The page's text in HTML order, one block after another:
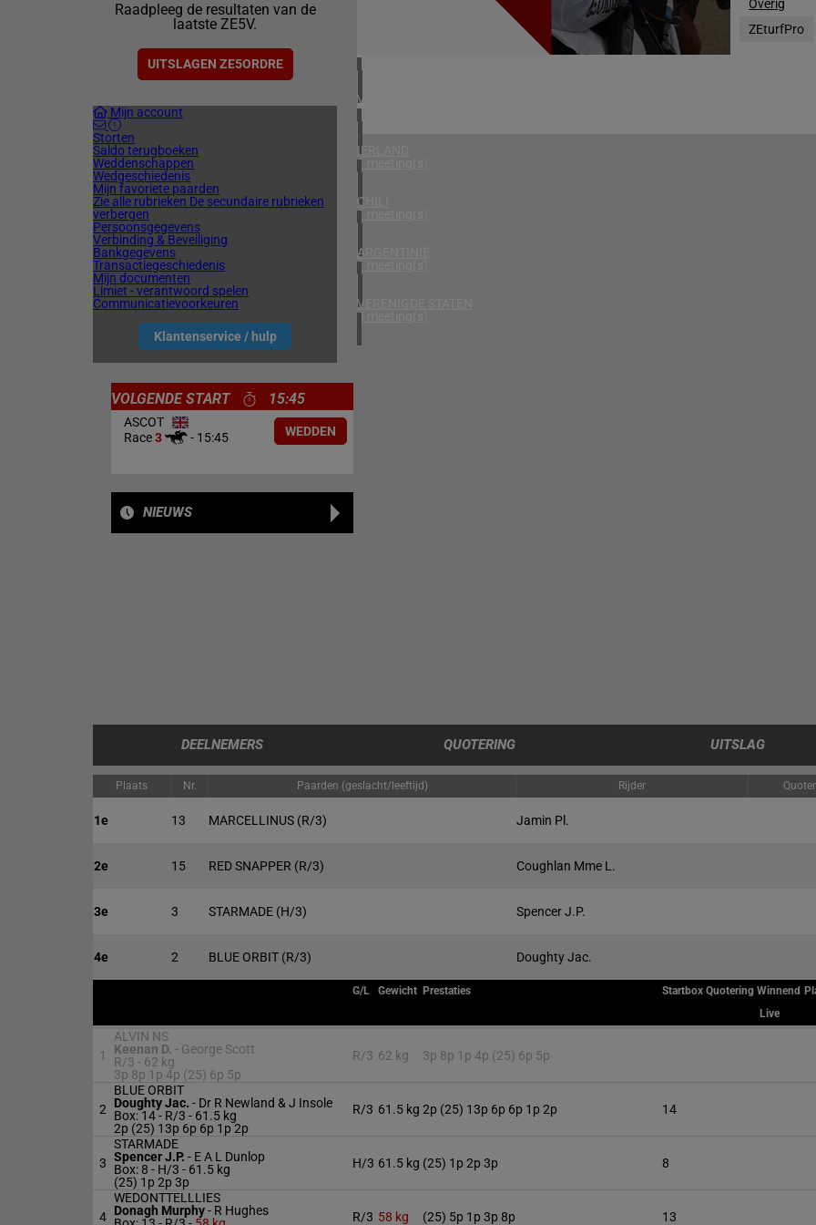
Raadpleeg de resultaten van de
laatste ZE5V.
UITSLAGEN ZE5ORDRE
Mijn account
Storten
Saldo terugboeken
Weddenschappen
Wedgeschiedenis
Mijn favoriete paarden
Zie alle rubrieken De secundaire rubrieken
verbergen
Persoonsgegevens
Verbinding & Beveiliging
Bankgegevens
Transactiegeschiedenis
Mijn documenten
Limiet - verantwoord spelen
Communicatievoorkeuren
Klantenservice / hulp
1 meeting(s)
VERENIGD KONINKRIJK
5 meeting(s)
IERLAND
1 meeting(s)
CHILI
1 meeting(s)
ARGENTINIË
1 meeting(s)
VERENIGDE STATEN
4 meeting(s)
Overig
ZEturfPro
VOLGENDE START 15:45
ASCOT
Race3 - 15:45 WEDDEN
NIEUWS
DEELNEMERS QUOTERING UITSLAG
Plaats Nr. Paarden (geslacht/leeftijd) Rijder
1e 13 MARCELLINUS (R/3) Jamin Pl.
2e 15 RED SNAPPER (R/3) Coughlan Mme L.
3e 3 STARMADE (H/3) Spencer J.P.
4e 2 BLUE ORBIT (R/3) Doughty Jac.
G/L Gewicht Prestaties Startbox Quotering Winnend
Live
1
ALVIN NS
Keenan D. - George Scott
R/3 - 62 kg
3p 8p 1p 4p (25) 6p 5p
R/3 62 kg 3p 8p 1p 4p (25) 6p 5p
2
BLUE ORBIT
Doughty Jac. - Dr R Newland & J Insole
Box: 14 - R/3 - 61.5 kg
2p (25) 13p 6p 6p 1p 2p
R/3 61.5 kg 2p (25) 13p 6p 6p 1p 2p 14
3
STARMADE
Spencer J.P. - E A L Dunlop
Box: 8 - H/3 - 61.5 kg
(25) 1p 2p 3p
H/3 61.5 kg (25) 1p 2p 3p 8
4
WEDONTTELLLIES
Donagh Murphy- R Hughes
R/3 58 kg (25) 5p 1p 3p 8p 13